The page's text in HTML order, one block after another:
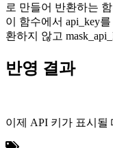
로 만들어 반환하는
이 함수에서 api_key
환하지 않고
반영 결과
이제 API 키가 표시될